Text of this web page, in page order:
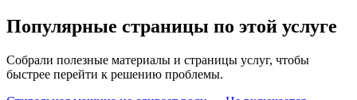
Популярные страницы по этой услуге
Собрали полезные материалы и страницы услуг, чтобы
быстрее перейти к решению проблемы.